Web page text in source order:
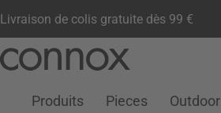
Livraison de colis gratuite dès 99 €
contenu
Compte clientListe de souhaits
Warenkorb
Produits Pieces Outdoor